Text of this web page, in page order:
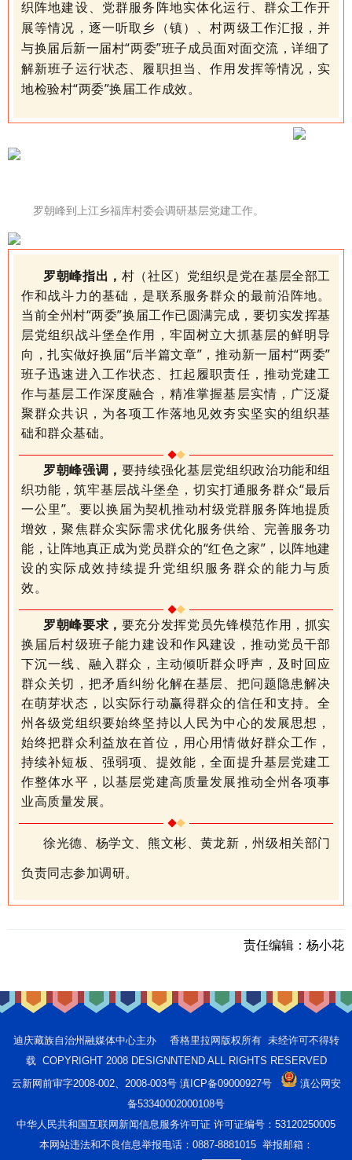
织阵地建设、党群服务阵地实体化运行、群众工作开
展等情况，逐一听取乡（镇）、村两级工作汇报，并
与换届后新一届村“两委”班子成员面对面交流，详细了
解新班子运行状态、履职担当、作用发挥等情况，实
地检验村“两委”换届工作成效。
罗朝峰到上江乡福库村委会调研基层党建工作。
罗朝峰指出， 村（社区）党组织是党在基层全部工
作和战斗力的基础，是联系服务群众的最前沿阵地。
当前全州村“两委”换届工作已圆满完成，要切实发挥基
层党组织战斗堡垒作用，牢固树立大抓基层的鲜明导
向，扎实做好换届“后半篇文章”，推动新一届村“两委”
班子迅速进入工作状态、扛起履职责任，推动党建工
作与基层工作深度融合，精准掌握基层实情，广泛凝
聚群众共识，为各项工作落地见效夯实坚实的组织基
础和群众基础。
罗朝峰强调， 要持续强化基层党组织政治功能和组
织功能，筑牢基层战斗堡垒，切实打通服务群众“最后
一公里”。要以换届为契机推动村级党群服务阵地提质
增效，聚焦群众实际需求优化服务供给、完善服务功
能，让阵地真正成为党员群众的“红色之家”，以阵地建
设的实际成效持续提升党组织服务群众的能力与质
效。
罗朝峰要求， 要充分发挥党员先锋模范作用，抓实
换届后村级班子能力建设和作风建设，推动党员干部
下沉一线、融入群众，主动倾听群众呼声，及时回应
群众关切，把矛盾纠纷化解在基层、把问题隐患解决
在萌芽状态，以实际行动赢得群众的信任和支持。全
州各级党组织要始终坚持以人民为中心的发展思想，
始终把群众利益放在首位，用心用情做好群众工作，
持续补短板、强弱项、提效能，全面提升基层党建工
作整体水平，以基层党建高质量发展推动全州各项事
业高质量发展。
徐光德、 杨学文、熊文彬、黄龙新 ，州级相关部门
负责同志参加调研。
责任编辑： 杨小花
迪庆藏族自治州融媒体中心主办 香格里拉网版权所有 未经许可不得转
载 COPYRIGHT 2008 DESIGNNTEND ALL RIGHTS RESERVED
云新网前审字2008-002、2008-003号 滇ICP备09000927号
滇公网安
备53340002000108号
中华人民共和国互联网新闻信息服务许可证 许可证编号：53120250005
本网站违法和不良信息举报电话：0887-8881015 举报邮箱：